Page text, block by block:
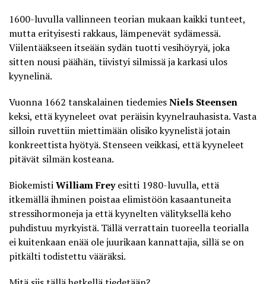
1600-luvulla vallinneen teorian mukaan kaikki tunteet,
mutta erityisesti rakkaus, lämpenevät sydämessä.
Viilentääkseen itseään sydän tuotti vesihöyryä, joka
sitten nousi päähän, tiivistyi silmissä ja karkasi ulos
kyynelinä.
Vuonna 1662 tanskalainen tiedemiesNiels Steensen
keksi, että kyyneleet ovat peräisin kyynelrauhasista. Vasta
silloin ruvettiin miettimään olisiko kyynelistä jotain
konkreettista hyötyä. Stenseen veikkasi, että kyyneleet
pitävät silmän kosteana.
BiokemistiWilliam Freyesitti 1980-luvulla, että
itkemällä ihminen poistaa elimistöönkasaantuneita
stressihormonejaja että kyynelten välityksellä keho
puhdistuu myrkyistä. Tällä verrattain tuoreella teorialla
ei kuitenkaan enää ole juurikaan kannattajia, sillä se on
pitkälti todistettu vääräksi.